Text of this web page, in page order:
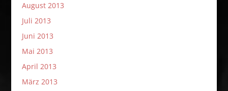
August 2013
Juli 2013
Juni 2013
Mai 2013
April 2013
März 2013